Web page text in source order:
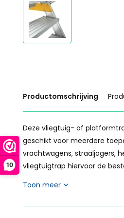
10
Productomschrijving
Deze vliegtuig- of
geschikt voor meerdere
vrachtwagens, straaljagers,
vliegtuigtrap hiervoor de
Toon meer